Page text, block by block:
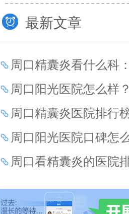
最新文章
周口精囊炎看什么科
周口阳光医院怎么样
周口精囊炎医院排行
周口阳光医院口碑怎
周口看精囊炎的医院
害？